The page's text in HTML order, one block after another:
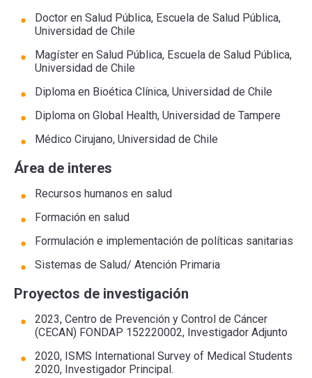
Doctor en Salud Pública, Escuela de Salud Pública,
Universidad de Chile
Magíster en Salud Pública, Escuela de Salud Pública,
Universidad de Chile
Diploma en Bioética Clínica, Universidad de Chile
Diploma on Global Health, Universidad de Tampere
Médico Cirujano, Universidad de Chile
Área de interes
Recursos humanos en salud
Formación en salud
Formulación e implementación de políticas sanitarias
Sistemas de Salud/ Atención Primaria
Proyectos de investigación
2023, Centro de Prevención y Control de Cáncer
(CECAN) FONDAP 152220002, Investigador Adjunto
2020, ISMS International Survey of Medical Students
2020, Investigador Principal.